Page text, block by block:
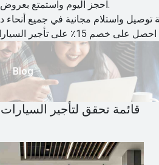
احجز اليوم واستمتع بعروض الكيلومترات غير المحدودة.
Blog
قائمة تحقق لتأجير